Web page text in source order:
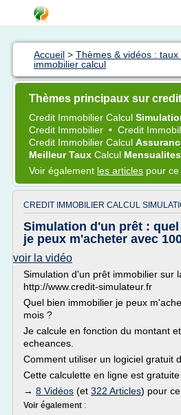
Accueil > Thèmes & vidéos : taux
immobilier calcul
Thèmes principaux sur
Credit Immobilier Calcul
Credit Immobilier • Credit
Credit Immobilier Calcul
Meilleur Taux Calcul Mensualites
Voir également les articles pour
CREDIT IMMOBILIER CALCUL
Simulation d'un prêt :
je peux m'acheter avec
voir la vidéo
Simulation d'un prêt immobilier sur
http://www.credit-simulateur.fr
Quel bien immobilier je peux
mois ?
Je calcule en fonction du montant
echeances.
Comment utiliser un logiciel gratuit
Cette calculette en ligne est gratuite
→ 8 Vidéos (et 322 Articles) pour
Voir également :